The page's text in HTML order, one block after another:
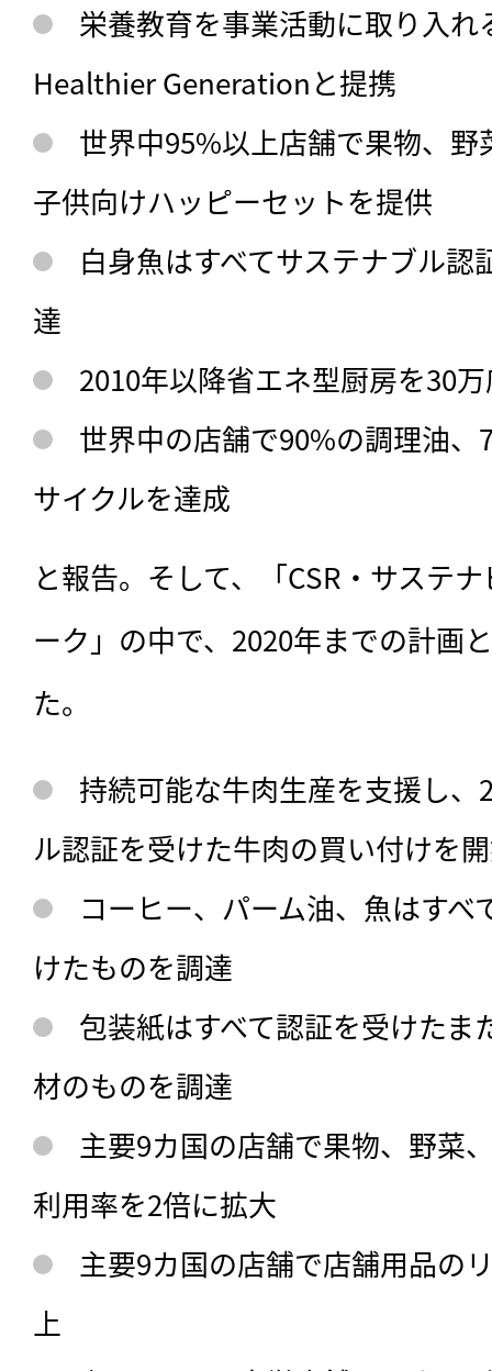
栄養教育を事業活動に取り入れ
Healthier Generationと提携
世界中95%以上店舗で果物、
子供向けハッピーセットを提供
白身魚はすべてサステナブル
達
2010年以降省エネ型厨房を30
世界中の店舗で90%の調理油
サイクルを達成
と報告。そして、「CSR・サステ
ーク」の中で、2020年までの計画
た。
持続可能な牛肉生産を支援し、
ル認証を受けた牛肉の買い付けを
コーヒー、パーム油、魚はす
けたものを調達
包装紙はすべて認証を受けたま
材のものを調達
主要9カ国の店舗で果物、野菜
利用率を2倍に拡大
主要9カ国の店舗で店舗用品の
上